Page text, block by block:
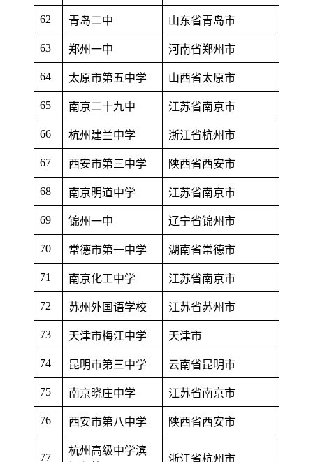
62 青岛二中 山东省青岛市
63 郑州一中 河南省郑州市
64 太原市第五中学 山西省太原市
65 南京二十九中 江苏省南京市
66 杭州建兰中学 浙江省杭州市
67 西安市第三中学 陕西省西安市
68 南京明道中学 江苏省南京市
69 锦州一中 辽宁省锦州市
70 常德市第一中学 湖南省常德市
71 南京化工中学 江苏省南京市
72 苏州外国语学校 江苏省苏州市
73 天津市梅江中学 天津市
74 昆明市第三中学 云南省昆明市
75 南京晓庄中学 江苏省南京市
76 西安市第八中学 陕西省西安市
77
杭州高级中学滨
浙江省杭州市